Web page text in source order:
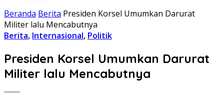
Beranda Berita Presiden Korsel Umumkan Darurat
Militer lalu Mencabutnya
Berita, Internasional, Politik
Presiden Korsel Umumkan Darurat
Militer lalu Mencabutnya